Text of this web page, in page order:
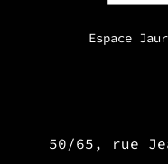
Espace
50/65, rue